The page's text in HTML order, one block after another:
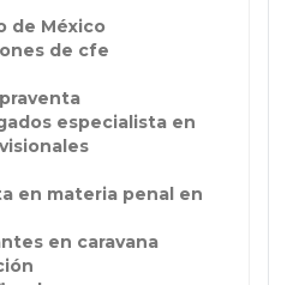
de México
de cfe
especialista en
en materia penal en
en caravana